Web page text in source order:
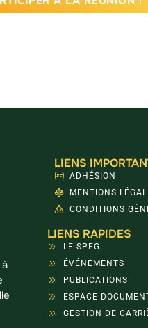
LIENS
ADHÉSION
MENTIONS
CONDITIONS
LIENS RAPIDES
LE SPEG
ÉVÉNEMENTS
PUBLICATIONS
ESPACE
GESTION DE